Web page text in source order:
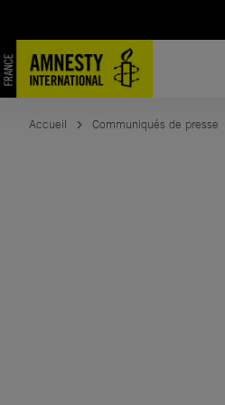
contenu
Accueil Communiqués de presse